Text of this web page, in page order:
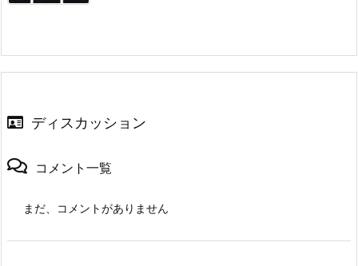
ディスカッション
コメント一覧
まだ、コメントがありません